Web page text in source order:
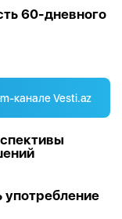
60-дневного
канале Vesti.az
употребление